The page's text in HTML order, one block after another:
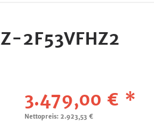
2F53VFHZ2
3.479,00 € *
Nettopreis: 2.923,53 €